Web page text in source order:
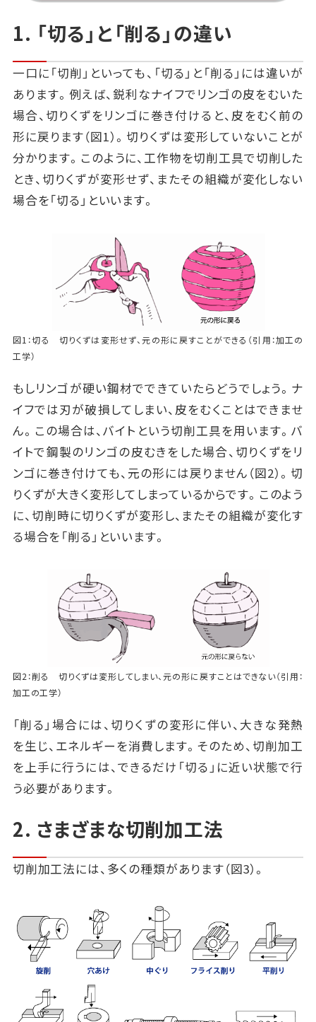
1. 「切る」と「削る」の違い
一口に「切削」といっても、「切る」と「削る」には違いが
あります。例えば、鋭利なナイフでリンゴの皮をむいた
場合、切りくずをリンゴに巻き付けると、皮をむく前の
形に戻ります（図1）。切りくずは変形していないことが
分かります。このように、工作物を切削工具で切削した
とき、切りくずが変形せず、またその組織が変化しない
場合を「切る」といいます。
図1：切る 切りくずは変形せず、元の形に戻すことができる（引用：加工の
工学）
もしリンゴが硬い鋼材でできていたらどうでしょう。ナ
イフでは刃が破損してしまい、皮をむくことはできませ
ん。この場合は、バイトという切削工具を用います。バ
イトで鋼製のリンゴの皮むきをした場合、切りくずをリ
ンゴに巻き付けても、元の形には戻りません（図2）。切
りくずが大きく変形してしまっているからです。このよう
に、切削時に切りくずが変形し、またその組織が変化す
る場合を「削る」といいます。
図2：削る 切りくずは変形してしまい、元の形に戻すことはできない（引用：
加工の工学）
「削る」場合には、切りくずの変形に伴い、大きな発熱
を生じ、エネルギーを消費します。そのため、切削加工
を上手に行うには、できるだけ「切る」に近い状態で行
う必要があります。
2. さまざまな切削加工法
切削加工法には、多くの種類があります（図3）。